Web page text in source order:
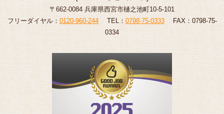
〒662-0084 兵庫県西宮市樋之池町10-5-101
フリーダイヤル： 0120-960-244TEL：0798-75-0333FAX：0798-75-
0334